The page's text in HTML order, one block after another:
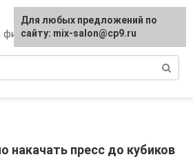
фитнес, образ жизни
накачать пресс до кубиков
Для любых предложений по
сайту: mix-salon@cp9.ru